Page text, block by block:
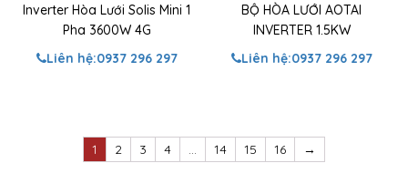
Inverter Hòa Lưới Solis Mini 1
Pha 3600W 4G
Liên hệ:0937 296 297
BỘ HÒA LƯỚI AOTAI
INVERTER 1.5KW
Liên hệ:0937 296 297
1 2 3 4 … 14 15 16 →